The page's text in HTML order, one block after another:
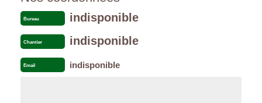
Bureau indisponible
Chantier indisponible
Email indisponible